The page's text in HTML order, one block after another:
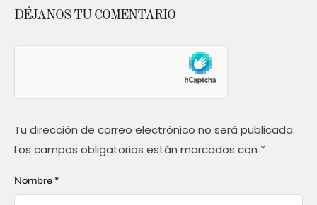
DÉJANOS TU COMENTARIO
Tu dirección de correo electrónico no será publicada.
Los campos obligatorios están marcados con *
Nombre *